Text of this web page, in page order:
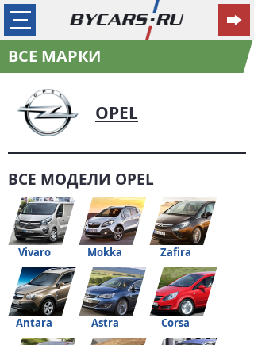
ВСЕ МАРКИ
OPEL
ВСЕ МОДЕЛИ OPEL
Vivaro Mokka Zafira
Antara Astra Corsa